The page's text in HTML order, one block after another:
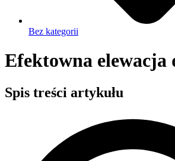
Bez kategorii
Efektowna elewacja
Spis treści artykułu